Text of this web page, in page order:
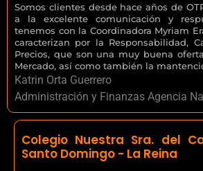
Somos clientes desde hace años de
a la excelente comunicación y
tenemos con la Coordinadora Myriam
caracterizan por la Responsabilidad,
Precios, que son una muy buena
Mercado, así como también la
Katrin Orta Guerrero
Administración y Finanzas Agencia
Colegio Nuestra Sra. del
Santo Domingo - La Reina